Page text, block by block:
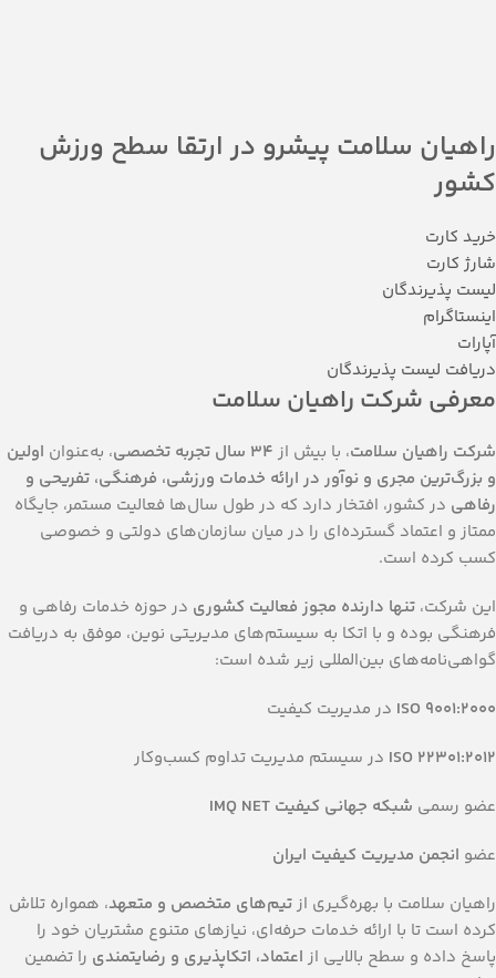
راهیان سلامت پیشرو در ارتقا سطح ورزش
کشور
خرید کارت
شارژ کارت
لیست پذیرندگان
اینستاگرام
آپارات
دریافت لیست پذیرندگان
معرفی شرکت راهیان سلامت
شرکت راهیان سلامت، با بیش از ۳۴ سال تجربه‌ تخصصی ، به‌عنوان اولین
و بزرگ‌ترین مجری و نوآور در ارائه خدمات ورزشی، فرهنگی، تفریحی و
رفاهی در کشور، افتخار دارد که در طول سال‌ها فعالیت مستمر، جایگاه
ممتاز و اعتماد گسترده‌ای را در میان سازمان‌های دولتی و خصوصی
کسب کرده است.
این شرکت، تنها دارنده مجوز فعالیت کشوری در حوزه خدمات رفاهی و
فرهنگی بوده و با اتکا به سیستم‌های مدیریتی نوین، موفق به دریافت
گواهی‌نامه‌های بین‌المللی زیر شده است:
ISO 9001:2000 در مدیریت کیفیت
ISO 22301:2012 در سیستم مدیریت تداوم کسب‌وکار
عضو رسمی شبکه جهانی کیفیت IMQ NET
عضو انجمن مدیریت کیفیت ایران
راهیان سلامت با بهره‌گیری ازتیم‌های متخصص و متعهد، همواره تلاش
کرده است تا با ارائه خدمات حرفه‌ای، نیازهای متنوع مشتریان خود را
پاسخ داده و سطح بالایی از اعتماد، اتکا‌پذیری و رضایتمندی را تضمین